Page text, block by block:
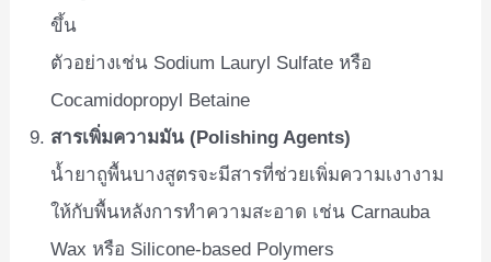
ขึ้น
ตัวอย่างเช่น Sodium Lauryl Sulfate หรือ
Cocamidopropyl Betaine
สารเพิ่มความมัน (Polishing Agents)
น้ำยาถูพื้นบางสูตรจะมีสารที่ช่วยเพิ่มความเงางาม
ให้กับพื้นหลังการทำความสะอาด เช่น Carnauba
Wax หรือ Silicone-based Polymers